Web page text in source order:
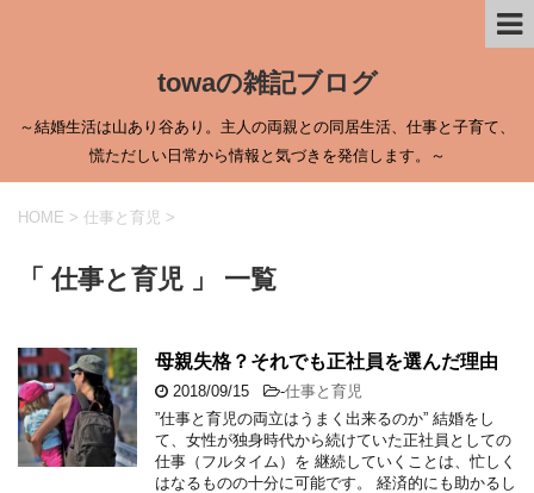
towaの雑記ブログ
～結婚生活は山あり谷あり。主人の両親との同居生活、仕事と子育て、
慌ただしい日常から情報と気づきを発信します。～
HOME > 仕事と育児 >
「 仕事と育児 」 一覧
母親失格？それでも正社員を選んだ理由
2018/09/15 -仕事と育児
”仕事と育児の両立はうまく出来るのか” 結婚をし
て、女性が独身時代から続けていた正社員としての
仕事（フルタイム）を 継続していくことは、忙しく
はなるものの十分に可能です。 経済的にも助かるし